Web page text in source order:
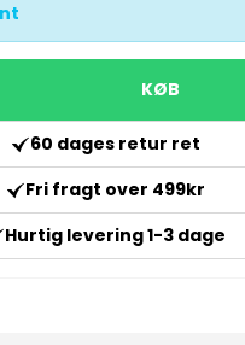
KØB
60 dages retur ret
Fri fragt over 499kr
Hurtig levering 1-3 dage